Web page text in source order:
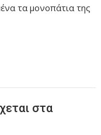
τα μονοπάτια της
στα